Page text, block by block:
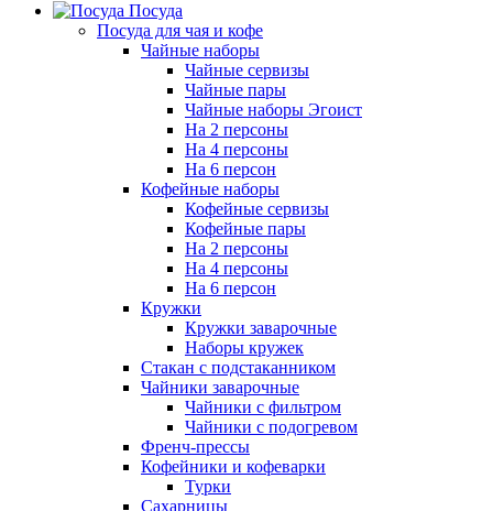
Посуда
Посуда для чая и кофе
Чайные наборы
Чайные сервизы
Чайные пары
Чайные наборы Эгоист
На 2 персоны
На 4 персоны
На 6 персон
Кофейные наборы
Кофейные сервизы
Кофейные пары
На 2 персоны
На 4 персоны
На 6 персон
Кружки
Кружки заварочные
Наборы кружек
Стакан с подстаканником
Чайники заварочные
Чайники с фильтром
Чайники с подогревом
Френч-прессы
Кофейники и кофеварки
Турки
Сахарницы